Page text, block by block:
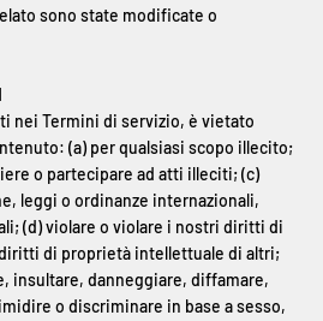
sono state modificate o
nei Termini di servizio, è vietato
(a) per qualsiasi scopo illecito;
o partecipare ad atti illeciti; (c)
leggi o ordinanze internazionali,
(d) violare o violare i nostri diritti di
di proprietà intellettuale di altri;
insultare, danneggiare, diffamare,
o discriminare in base a sesso,